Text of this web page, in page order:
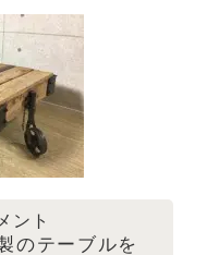
ント
のテーブルを